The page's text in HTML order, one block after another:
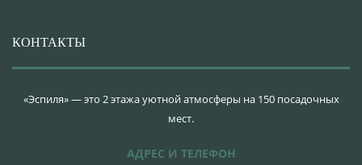
КОНТАКТЫ
«Эспиля» — это 2 этажа уютной атмосферы на 150 посадочных
мест.
АДРЕС И ТЕЛЕФОН